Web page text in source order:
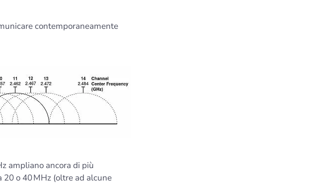
contemporaneamente
ampliano ancora di più
o 40 MHz (oltre ad alcune